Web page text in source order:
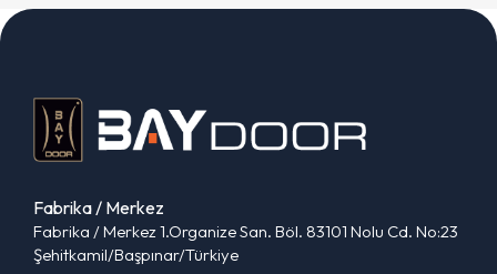
Fabrika / Merkez
Fabrika / Merkez 1.Organize San. Böl. 83101 Nolu Cd. No:23
Şehitkamil/Başpınar/Türkiye